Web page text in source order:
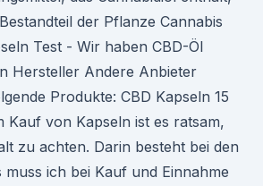
der Pflanze Cannabis
Test - Wir haben CBD-Öl
Hersteller Andere Anbieter
Produkte: CBD Kapseln 15
Kauf von Kapseln ist es ratsam,
zu achten. Darin besteht bei den
muss ich bei Kauf und Einnahme